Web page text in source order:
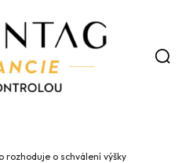
rozhoduje o schválení výšky